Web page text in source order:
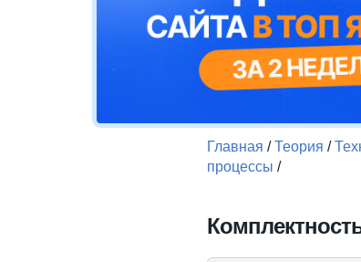
Вы здесь
Главная /Теория /
процессы /